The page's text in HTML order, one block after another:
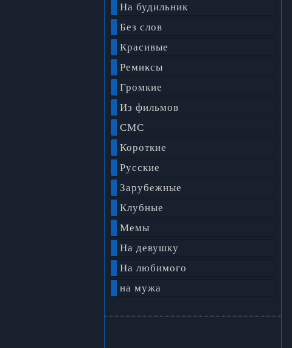
На будильник
Без слов
Красивые
Ремиксы
Громкие
Из фильмов
СМС
Короткие
Русские
Зарубежные
Клубные
Мемы
На девушку
На любимого
на мужа